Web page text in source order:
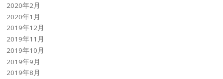
2020年2月
2020年1月
2019年12月
2019年11月
2019年10月
2019年9月
2019年8月